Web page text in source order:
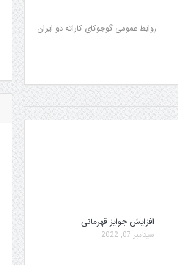
روابط عمومی گوجوکای کاراته دو ایران
افزایش جوایز قهرمانی
سپتامبر 07, 2022
تولد کایچو سن سی گوگن یاماگوچی